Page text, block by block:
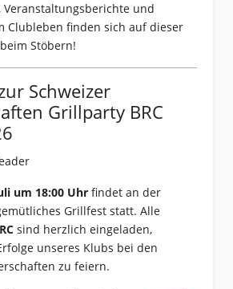
Veranstaltungsberichte und
Clubleben finden sich auf dieser
beim Stöbern!
Schweizer
Grillparty BRC
um 18:00 Uhr findet an der
Grillfest statt. Alle
sind herzlich eingeladen,
unseres Klubs bei den
zu feiern.